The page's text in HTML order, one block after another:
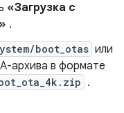
«Загрузка с
.
boot_otas или
архива в формате
.